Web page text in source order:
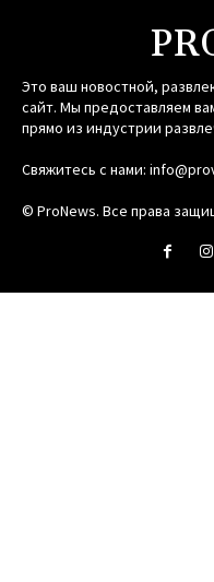
Это ваш новостной,
сайт. Мы предоставляем
прямо из индустрии
Свяжитесь с нами:
© ProNews. Все права